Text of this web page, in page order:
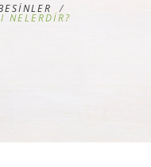
NELERDİR?